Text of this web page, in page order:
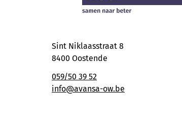
Sint Niklaasstraat 8
8400 Oostende
059/50 39 52
info@avansa-ow.be